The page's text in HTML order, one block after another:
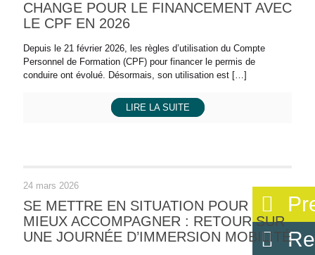
CHANGE POUR LE FINANCEMENT AVEC
LE CPF EN 2026
Depuis le 21 février 2026, les règles d’utilisation du Compte
Personnel de Formation (CPF) pour financer le permis de
conduire ont évolué. Désormais, son utilisation est […]
LIRE LA SUITE
24 mars 2026
SE METTRE EN SITUATION POUR
MIEUX ACCOMPAGNER : RETOUR SUR
UNE JOURNÉE D’IMMERSION MOBILITÉ